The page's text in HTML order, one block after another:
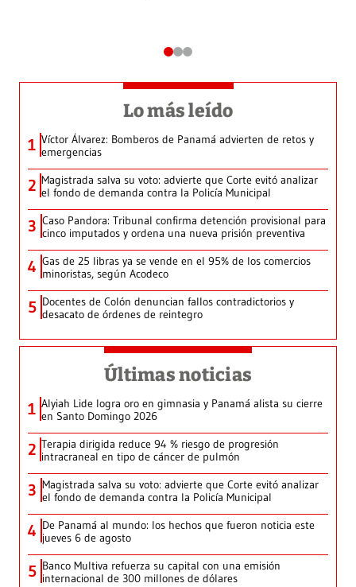
Lo más leído
1 Víctor Álvarez: Bomberos de Panamá advierten de retos y
emergencias
2 Magistrada salva su voto: advierte que Corte evitó analizar
el fondo de demanda contra la Policía Municipal
3 Caso Pandora: Tribunal confirma detención provisional para
cinco imputados y ordena una nueva prisión preventiva
4 Gas de 25 libras ya se vende en el 95% de los comercios
minoristas, según Acodeco
5 Docentes de Colón denuncian fallos contradictorios y
desacato de órdenes de reintegro
Últimas noticias
1 Alyiah Lide logra oro en gimnasia y Panamá alista su cierre
en Santo Domingo 2026
2 Terapia dirigida reduce 94 % riesgo de progresión
intracraneal en tipo de cáncer de pulmón
3 Magistrada salva su voto: advierte que Corte evitó analizar
el fondo de demanda contra la Policía Municipal
4 De Panamá al mundo: los hechos que fueron noticia este
jueves 6 de agosto
5 Banco Multiva refuerza su capital con una emisión
internacional de 300 millones de dólares